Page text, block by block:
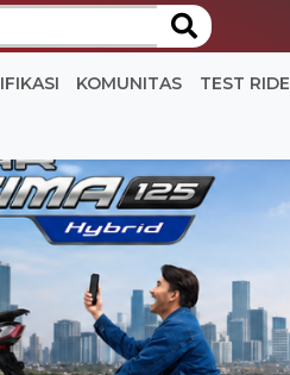
KOMUNITAS TEST RIDE